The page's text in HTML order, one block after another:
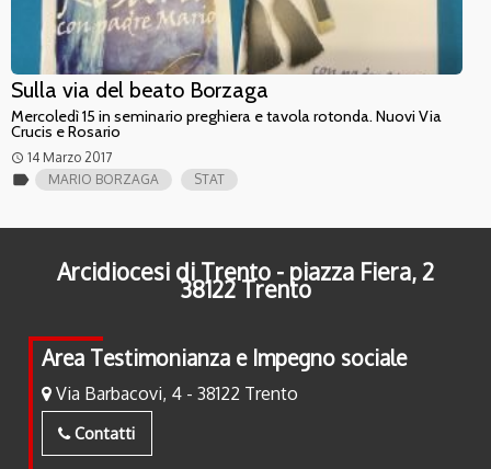
Sulla via del beato Borzaga
Mercoledì 15 in seminario preghiera e tavola rotonda. Nuovi Via
Crucis e Rosario
access_time 14 Marzo 2017
label MARIO BORZAGA STAT
Arcidiocesi di Trento - piazza Fiera, 2
38122 Trento
Area Testimonianza e Impegno sociale
Via Barbacovi, 4 - 38122 Trento
Contatti